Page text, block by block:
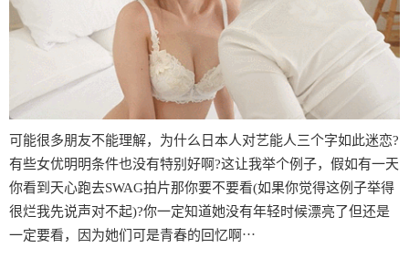
可能很多朋友不能理解，为什么日本人对艺能人三个字如此迷恋?
有些女优明明条件也没有特别好啊?这让我举个例子，假如有一天
你看到天心跑去SWAG拍片那你要不要看(如果你觉得这例子举得
很烂我先说声对不起)?你一定知道她没有年轻时候漂亮了但还是
一定要看，因为她们可是青春的回忆啊⋯